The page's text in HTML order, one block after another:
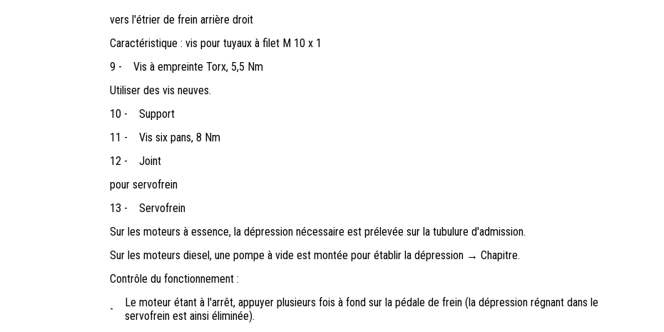
vers l'étrier de frein arrière droit
Caractéristique : vis pour tuyaux à filet M 10 x 1
9 -
Vis à empreinte Torx, 5,5 Nm
Utiliser des vis neuves.
10 -
Support
11 -
Vis six pans, 8 Nm
12 -
Joint
pour servofrein
13 -
Servofrein
Sur les moteurs à essence, la dépression nécessaire est prélevée sur la tubulure d'admission.
Sur les moteurs diesel, une pompe à vide est montée pour établir la dépression → Chapitre.
Contrôle du fonctionnement :
-
Le moteur étant à l'arrêt, appuyer plusieurs fois à fond sur la pédale de frein (la dépression régnant dans le
servofrein est ainsi éliminée).